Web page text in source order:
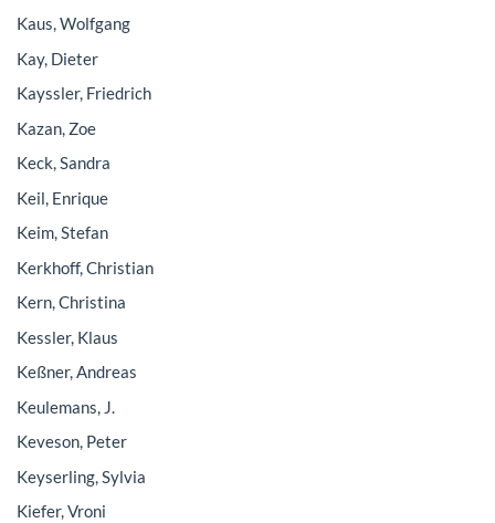
Kaus, Wolfgang
Kay, Dieter
Kayssler, Friedrich
Kazan, Zoe
Keck, Sandra
Keil, Enrique
Keim, Stefan
Kerkhoff, Christian
Kern, Christina
Kessler, Klaus
Keßner, Andreas
Keulemans, J.
Keveson, Peter
Keyserling, Sylvia
Kiefer, Vroni